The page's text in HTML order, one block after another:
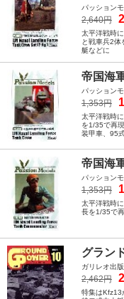
パッション
2,640円
太平洋戦時
と戦車兵2
艇などに
帝国海
パッション
1,353円
太平洋戦時
を1/35で再
装甲車、95
帝国海
パッション
1,353円
太平洋戦時
長を1/35で
グラン
ガリレオ出
2,462円
特集はKfz13